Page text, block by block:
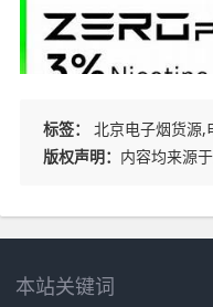
标签：
北京电子烟货源,
版权声明： 内容均来源
本站关键词